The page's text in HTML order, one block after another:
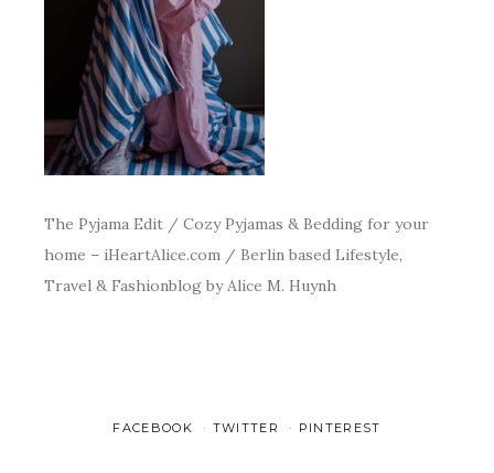
The Pyjama Edit / Cozy Pyjamas & Bedding for your
home – iHeartAlice.com / Berlin based Lifestyle,
Travel & Fashionblog by Alice M. Huynh
FACEBOOK TWITTER PINTEREST